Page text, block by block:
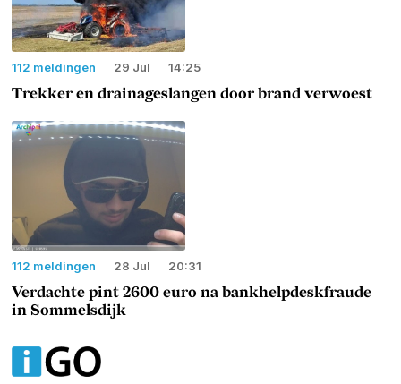
112 meldingen 29 Jul 14:25
Trekker en drainageslangen door brand verwoest
112 meldingen 28 Jul 20:31
Verdachte pint 2600 euro na bankhelpdeskfraude
in Sommelsdijk